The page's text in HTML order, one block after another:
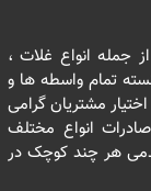
جمله انواع غلات ،
تمام واسطه ها و
مشتریان گرامی
انواع مختلف
هر چند کوچک در